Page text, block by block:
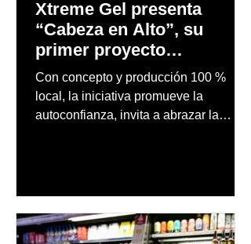
Xtreme Gel presenta
“Cabeza en Alto”, su
primer proyecto
audiovisual concebido y
producido completamente
en Puerto Rico
Con concepto y producción 100 %
local, la iniciativa promueve la
autoconfianza, invita a abrazar la